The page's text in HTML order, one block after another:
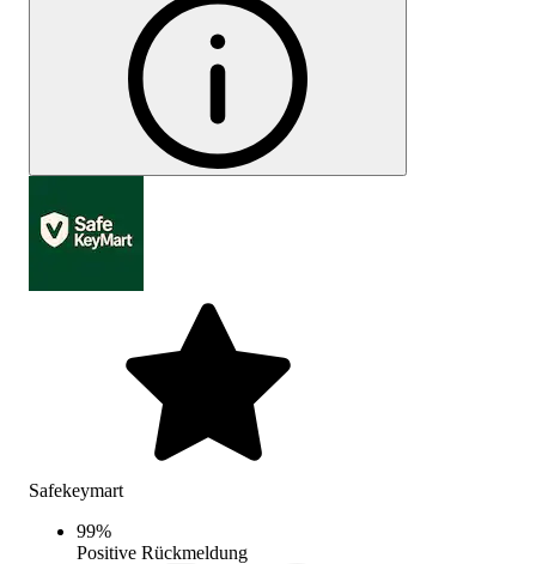
Safekeymart
99%
Positive Rückmeldung